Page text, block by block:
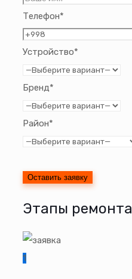
Телефон*
Устройство*
Бренд*
Район*
Этапы ремонта
1